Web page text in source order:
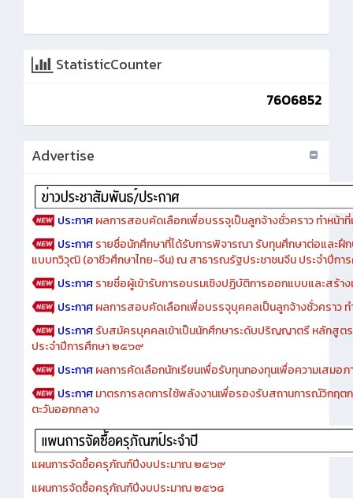
7606852
ประกาศผลการสอบคัดเลือกเพื่อบรรจุเป็นลูกจ้างชั่วคราว ทำหน้าที่
ประกาศ รายชื่อนักศึกษาที่ได้รับการพิจารณา รับทุนศึกษาต่อและฝึ
แบบทวิวุฒิ (อาชีวศึกษาไทย-จีน) ณ สาธารณรัฐประชาชนจีน ประจำปีก
ประกาศรายชื่อผู้เข้ารับการอบรมเชิงปฏิบัติการออกแบบและสร้า
ประกาศผลการสอบคัดเลือกเพื่อบรรจุบุคคลเป็นลูกจ้างชั่วคราว ท
ประกาศรับสมัครบุคคลเข้าเป็นนักศึกษาระดับปริญญาตรี หลักสูต
ประจำปีการศึกษา ๒๕๖๙
ประกาศผลการคัดเลือกนักเรียนเพื่อรับทุนกองทุนเพื่อความเสมอ
ประกาศมาตรการลดการใช้พลังงานเพื่อรองรับสถานการณ์วิกฤ
ตะวันออกกลาง
แผนการจัดซื้อครุภัณฑ์ปีงบประมาณ ๒๕๖๙